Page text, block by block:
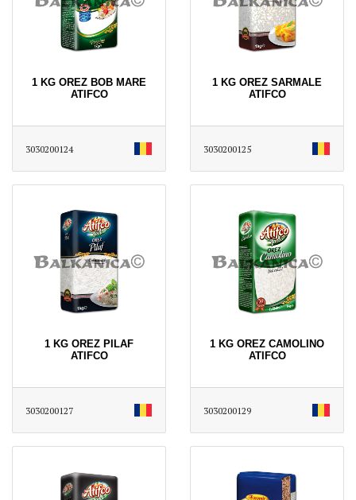
1 KG OREZ BOB MARE
ATIFCO
3030200124
1 KG OREZ SARMALE
ATIFCO
3030200125
1 KG OREZ PILAF
ATIFCO
3030200127
1 KG OREZ CAMOLINO
ATIFCO
3030200129